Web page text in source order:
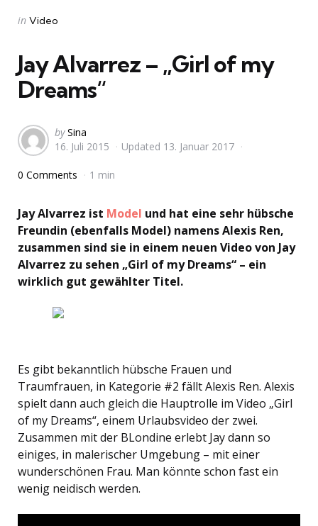
Categories
Posted
in Video
Jay Alvarrez – „Girl of my
Dreams“
Posted
by
by Sina
16. Juli 2015
Updated 13. Januar 2017
0 Comments 1 min
Jay Alvarrez ist Model und hat eine sehr hübsche
Freundin (ebenfalls Model) namens Alexis Ren,
zusammen sind sie in einem neuen Video von Jay
Alvarrez zu sehen „Girl of my Dreams“ – ein
wirklich gut gewählter Titel.
Es gibt bekanntlich hübsche Frauen und
Traumfrauen, in Kategorie #2 fällt Alexis Ren. Alexis
spielt dann auch gleich die Hauptrolle im Video „Girl
of my Dreams“, einem Urlaubsvideo der zwei.
Zusammen mit der BLondine erlebt Jay dann so
einiges, in malerischer Umgebung – mit einer
wunderschönen Frau. Man könnte schon fast ein
wenig neidisch werden.